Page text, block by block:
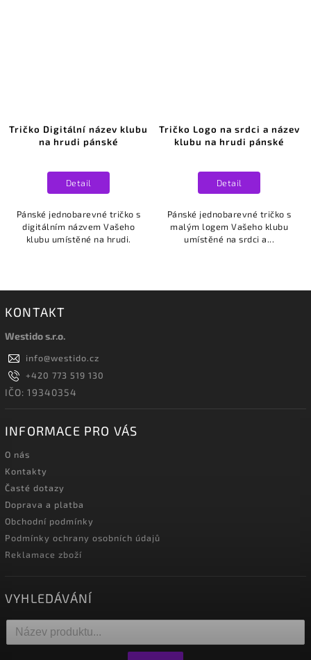
Tričko Digitální název klubu
na hrudi pánské
Detail
Pánské jednobarevné tričko s
digitálním názvem Vašeho
klubu umístěné na hrudi.
Tričko Logo na srdci a název
klubu na hrudi pánské
Detail
Pánské jednobarevné tričko s
malým logem Vašeho klubu
umístěné na srdci a...
KONTAKT
Westido s.r.o.
info@westido.cz
+420 773 519 130
IČO: 19340354
INFORMACE PRO VÁS
O nás
Kontakty
Časté dotazy
Doprava a platba
Obchodní podmínky
Podmínky ochrany osobních údajů
Reklamace zboží
VYHLEDÁVÁNÍ